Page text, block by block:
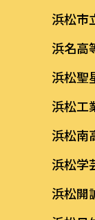
浜松市
浜名高
浜松聖
浜松工
浜松南
浜松学
浜松開